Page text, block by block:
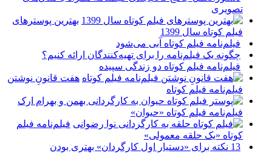
تصویری
بهترین پوسترهای
فیلم کوتاه سال 1399
فیلم‌نامه فیلم کوتاه آبی می‌شود
چگونه یک فیلم‌نامه را برای تهیه‌کنندگان ارائه کنیم؟
فیلم‌نامه فیلم کوتاه دو زندگی سپیده
هفت قانونِ نوشتن
فیلم‌نامه فیلم کوتاه
فیلم‌نامه فیلم کوتاه «حیوان»
فیلم‌نامه فیلم
کوتاه «یک حلقه معمولی»
13 نکته برای «دستیار اول کارگردان» بهتری بودن